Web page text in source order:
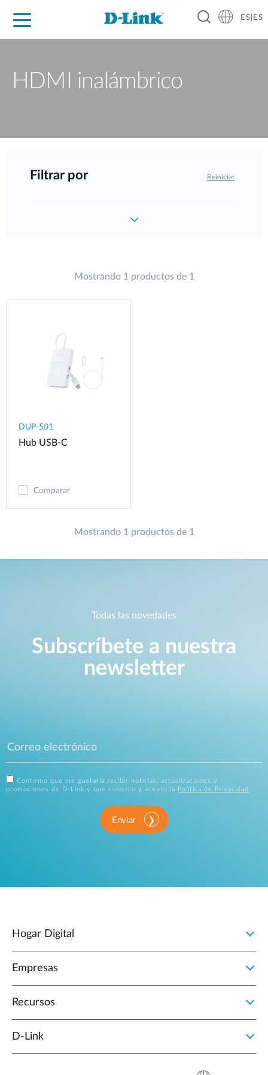
ES|ES
HDMI inalámbrico
Filtrar por Reiniciar
Mostrando 1 productos de 1
DUP-501
Hub USB-C
Comparar
Mostrando 1 productos de 1
Todas las novedades
Subscríbete a nuestra
newsletter
Confirmo que me gustaría recibir noticias, actualizaciones y
promociones de D-Link y que conozco y acepto la
Política de Privacidad
Enviar
Hogar Digital
Empresas
Recursos
D‑Link